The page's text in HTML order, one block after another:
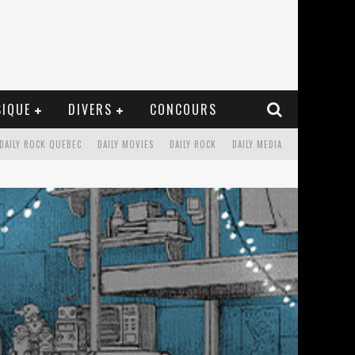
DIVERS CONCOURS
DAILY MEDIA
DAILY ROCK
DAILY MOVIES
DAILY ROCK QUEBEC